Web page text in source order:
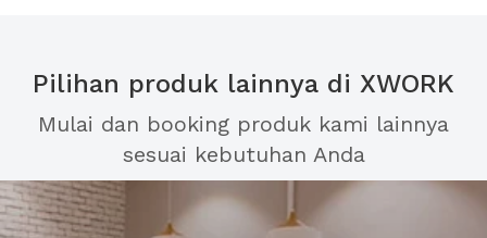
Pilihan produk lainnya di XWORK
Mulai dan booking produk kami lainnya
sesuai kebutuhan Anda